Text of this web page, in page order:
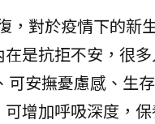
，對於疫情下的新
是抗拒不安，很
安撫憂慮感、生
增加呼吸深度，